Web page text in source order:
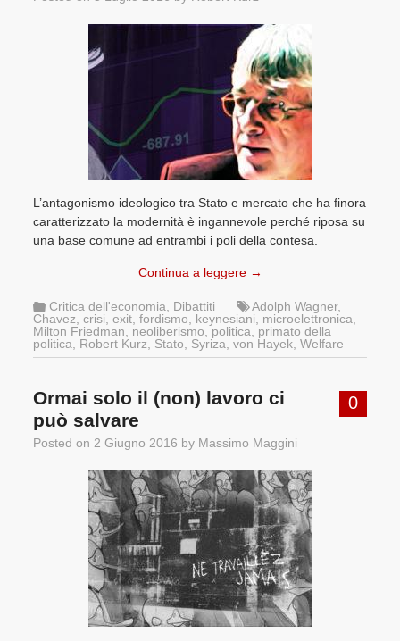
L’antagonismo ideologico tra Stato e mercato che ha finora
caratterizzato la modernità è ingannevole perché riposa su
una base comune ad entrambi i poli della contesa.
Continua a leggere →
Critica dell'economia Dibattiti Adolph Wagner,
Chavez ,crisi ,exit ,fordismo keynesiani microelettronica
Milton Friedman
neoliberismo politica
primato della
politica
Robert Kurz Stato Syriza ,von Hayek ,Welfare
0
Ormai solo il (non) lavoro ci
può salvare
Posted on 2 Giugno 2016 by Massimo Maggini